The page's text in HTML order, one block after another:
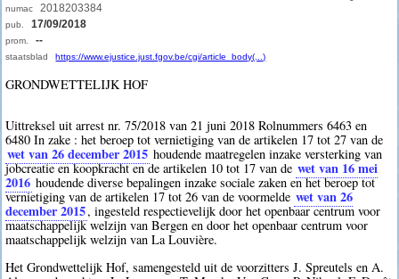
numac 2018203384
pub. 17/09/2018
prom. --
staatsblad https://www.ejustice.just.fgov.be/cgi/article_body(...)
GRONDWETTELIJK HOF
Uittreksel uit arrest nr. 75/2018 van 21 juni 2018 Rolnummers 6463 en
6480 In zake : het beroep tot vernietiging van de artikelen 17 tot 27 van de
wet van 26 december 2015 houdende maatregelen inzake versterking van
jobcreatie en koopkracht en de artikelen 10 tot 17 van de wet van 16 mei
2016 houdende diverse bepalingen inzake sociale zaken en het beroep tot
vernietiging van de artikelen 17 tot 26 van de voormelde wet van 26
december 2015, ingesteld respectievelijk door het openbaar centrum voor
maatschappelijk welzijn van Bergen en door het openbaar centrum voor
maatschappelijk welzijn van La Louvière.
Het Grondwettelijk Hof, samengesteld uit de voorzitters J. Spreutels en A.